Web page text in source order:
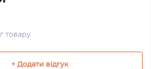
товару
+ Додати відгук